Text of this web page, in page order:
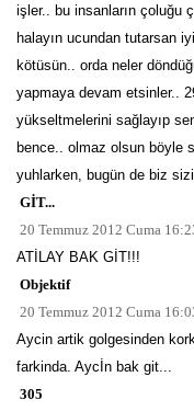
işler.. bu insanların çoluğu
halayın ucundan tutarsan
kötüsün.. orda neler
yapmaya devam etsinler..
yükseltmelerini sağlayıp
bence.. olmaz olsun böyle
yuhlarken, bugün de biz
GİT...
20 Temmuz 2012 Cuma
ATİLAY BAK GİT!!!
Objektif
20 Temmuz 2012 Cuma
Aycin artik golgesinden
farkinda. Aycİn bak git...
305